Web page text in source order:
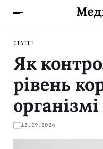
СТАТТІ
Як
рівень
організмі
12.09.2024